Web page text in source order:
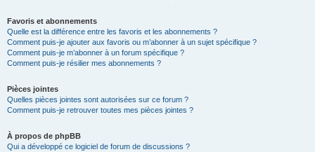
Favoris et abonnements
Quelle est la différence entre les favoris et les abonnements ?
Comment puis-je ajouter aux favoris ou m’abonner à un sujet spécifique ?
Comment puis-je m’abonner à un forum spécifique ?
Comment puis-je résilier mes abonnements ?
Pièces jointes
Quelles pièces jointes sont autorisées sur ce forum ?
Comment puis-je retrouver toutes mes pièces jointes ?
À propos de phpBB
Qui a développé ce logiciel de forum de discussions ?